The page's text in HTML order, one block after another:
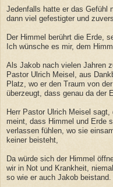
Jedenfalls hatte er das Gefühl
dann viel gefestigter und
Der Himmel berührt die Erde,
Ich wünsche es mir, dem
Als Jakob nach vielen Jahren
Pastor Ulrich Meisel, aus
Platz, wo er den Traum von
überzeugt, dass genau da der
Herr Pastor Ulrich Meisel
meint, dass Himmel und Erde
verlassen fühlen, wo sie
keiner beisteht,
Da würde sich der Himmel
wir in Not und Krankheit,
so wie er auch Jakob beistand.